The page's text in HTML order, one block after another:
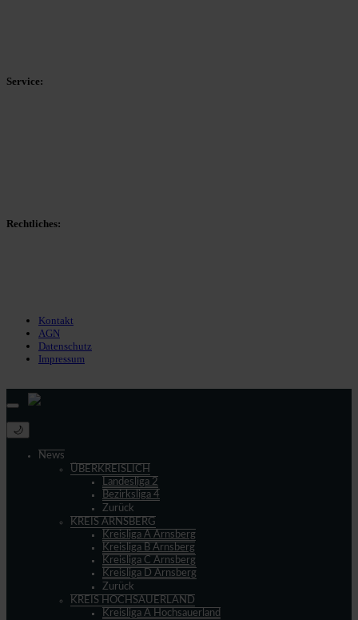
Service:
Rechtliches:
Kontakt
AGN
Datenschutz
Impressum
🌙
News
ÜBERKREISLICH
Landesliga 2
Bezirksliga 4
Zurück
KREIS ARNSBERG
Kreisliga A Arnsberg
Kreisliga B Arnsberg
Kreisliga C Arnsberg
Kreisliga D Arnsberg
Zurück
KREIS HOCHSAUERLAND
Kreisliga A Hochsauerland